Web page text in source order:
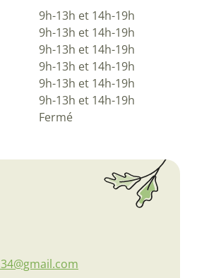
9h-13h et 14h-19h
9h-13h et 14h-19h
9h-13h et 14h-19h
9h-13h et 14h-19h
9h-13h et 14h-19h
9h-13h et 14h-19h
Fermé